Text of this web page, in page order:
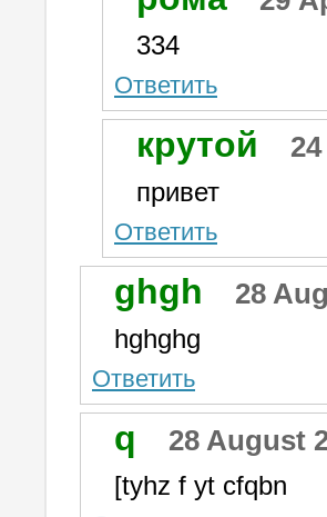
334
Ответить
крутой
привет
Ответить
ghgh 28
hghghg
Ответить
q 28 August
[tyhz f yt cfqbn